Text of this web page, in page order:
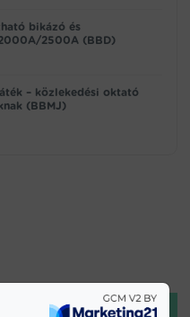
bikázó és
2500A (BBD)
– közlekedési oktató
(BBMJ)